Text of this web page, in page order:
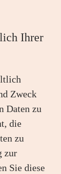
Ihrer
Zweck
Daten zu
die
zu
zur
Sie diese